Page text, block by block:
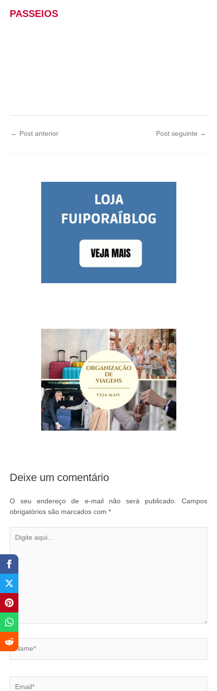
PASSEIOS
← Post anterior Post seguinte →
Deixe um comentário
O seu endereço de e-mail não será publicado.
Campos
obrigatórios são marcados com *
aqui...
Name*